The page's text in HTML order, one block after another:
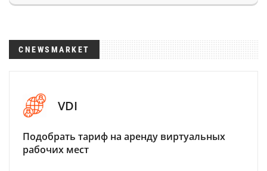
CNEWSMARKET
VDI
Подобрать тариф на аренду виртуальных
рабочих мест